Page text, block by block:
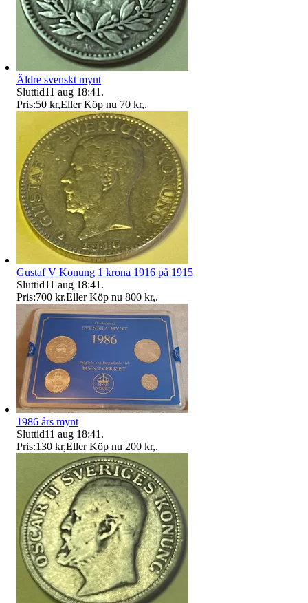
Äldre svenskt mynt
Sluttid11 aug 18:41 .
Pris:50 kr,Eller Köp nu 70 kr,.
Gustaf V Konung 1 krona 1916 på 1915
Sluttid11 aug 18:41 .
Pris:700 kr,Eller Köp nu 800 kr,.
1986 års mynt
Sluttid11 aug 18:41 .
Pris:130 kr,Eller Köp nu 200 kr,.